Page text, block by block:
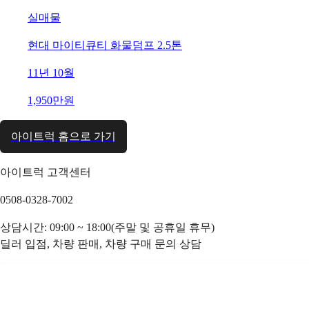
실매물
현대 마이티큐티 화물덤프 2.5톤
11년 10월
1,950만원
아이트럭 홈으로 가기
아이트럭 고객센터
0508-0328-7002
상담시간: 09:00 ~ 18:00(주말 및 공휴일 휴무)
딜러 입점, 차량 판매, 차량 구매 문의 상담